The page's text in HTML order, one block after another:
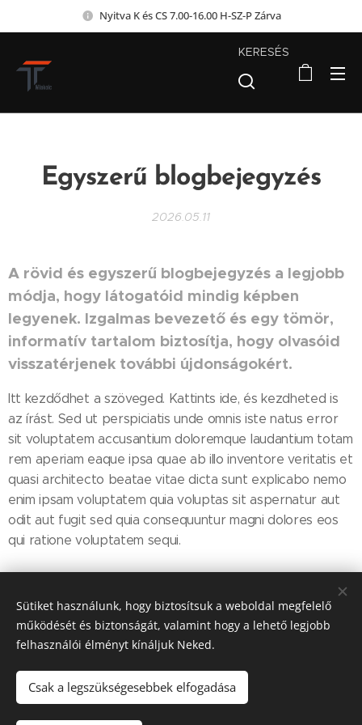
Nyitva K és CS 7.00-16.00 H-SZ-P Zárva
KERESÉS
Egyszerű blogbejegyzés
2026.05.11
A rövid és egyszerű blogbejegyzés a legjobb
módja, hogy látogatóid mindig képben
legyenek. Izgalmas bevezető és egy tömör,
informatív tartalom biztosítja, hogy olvasóid
visszatérjenek további újdonságokért.
Itt kezdődhet a szöveged. Kattints ide, és kezdheted is
az írást. Sed ut perspiciatis unde omnis iste natus error
sit voluptatem accusantium doloremque laudantium totam
rem aperiam eaque ipsa quae ab illo inventore veritatis et
quasi architecto beatae vitae dicta sunt explicabo nemo
enim ipsam voluptatem quia voluptas sit aspernatur aut
odit aut fugit sed quia consequuntur magni dolores eos
qui ratione voluptatem sequi.
Share
Sütiket használunk, hogy biztosítsuk a weboldal megfelelő
működését és biztonságát, valamint hogy a lehető legjobb
felhasználói élményt kínáljuk Neked.
Csak a legszükségesebbek elfogadása